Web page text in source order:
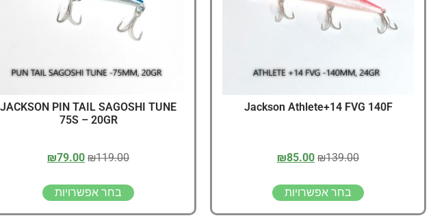
Jackson Athlete+14 FVG 140F
₪139.00
₪85.00
בחר אפשרויות
JACKSON PIN TAIL SAGOSHI TUNE
75S – 20GR
₪119.00
₪79.00
בחר אפשרויות